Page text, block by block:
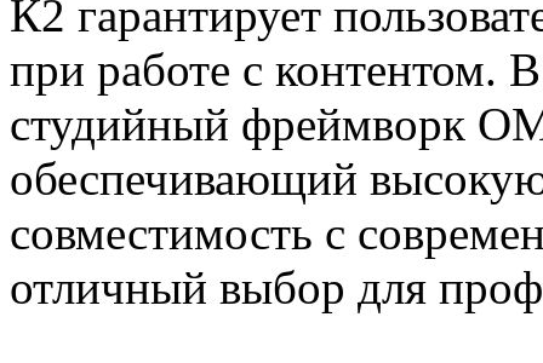
К2 гарантирует
при работе с контентом.
студийный фреймворк
обеспечивающий высокую
совместимость с
отличный выбор для